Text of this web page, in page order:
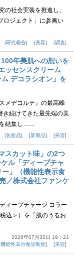
の社会実装を推進し、
ロジェクト」に参画い
研究報告 美容 調査
年美肌への想いを
ッセンスクリーム
デコラシオン」を
メデコルテ』の最高峰
き続けてきた最先端の美
を結集し……
化粧品 新製品 美容
スカット味」の2つ
ル「ディープチャ
」（機能性表示食
／株式会社ファンケ
ィープチャージ コラー
込＞）を「肌のうるお
2026年07月30日 19：21
機能性表示食品制度 美容